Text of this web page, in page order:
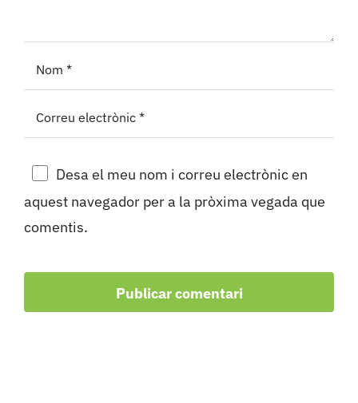
Desa el meu nom i correu electrònic en
aquest navegador per a la pròxima vegada que
comentis.